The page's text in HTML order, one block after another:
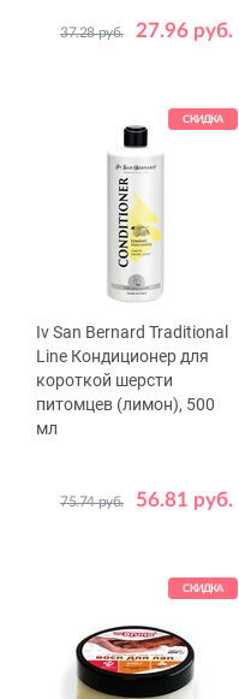
27.96 руб.
37.28 руб.
СКИДКА
Iv San Bernard Traditional
Line Кондиционер для
короткой шерсти
питомцев (лимон), 500
мл
56.81 руб.
75.74 руб.
СКИДКА